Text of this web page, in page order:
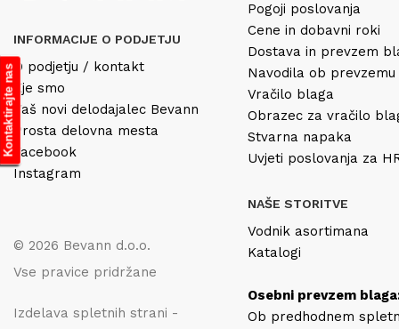
INFORMACIJE O PODJETJU
O podjetju / kontakt
Kje smo
Vaš novi delodajalec Bevann
Prosta delovna mesta
Facebook
Instagram
© 2026 Bevann d.o.o.
Vse pravice pridržane
Izdelava spletnih strani -
Pogoji poslovanja
Cene in dobavni roki
Dostava in prevzem
Navodila ob
Vračilo blaga
Obrazec za vračilo
Stvarna napaka
Uvjeti poslovanja za
NAŠE STORITVE
Vodnik asortimana
Katalogi
Osebni prevzem
Ob predhodnem
Kontaktirajte nas